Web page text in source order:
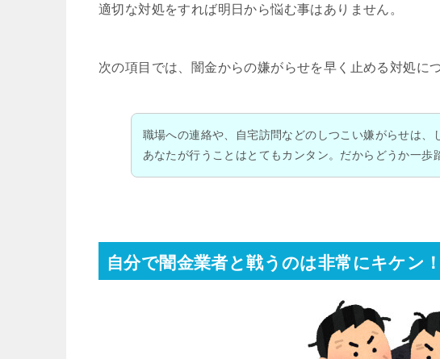
適切な対処をすれば明日から悩む事はありません。
次の項目では、闇金からの嫌がらせを早く止める対処に
職場への連絡や、自宅訪問などのしつこい嫌がらせは、
あなたが行うことはとてもカンタン。だからどうか一歩
自分で闇金業者と戦うのは非常にキケン